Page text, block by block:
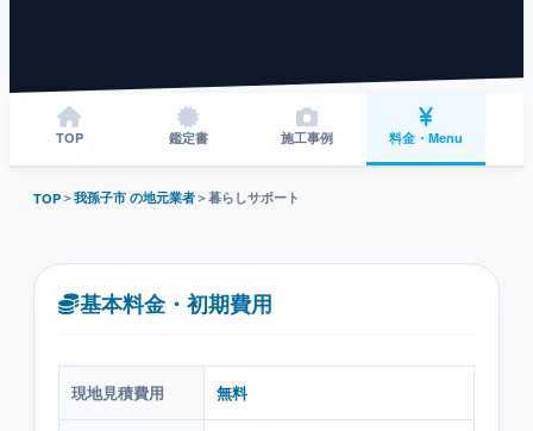
TOP 鑑定書 施工事例 料金・Menu
TOP＞我孫子市 の地元業者＞暮らしサポート
基本料金・初期費用
現地見積費用 無料